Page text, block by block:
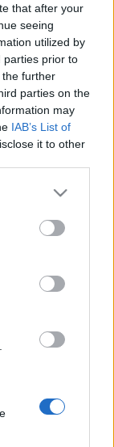
that after your
seeing
utilized by
parties prior to
further
parties on the
may
IAB’s List of
it to other
more Google
may click to
party tags to
below Google
VII. 20.), s
fiaként
s 1934-ben részt
után a
hogy